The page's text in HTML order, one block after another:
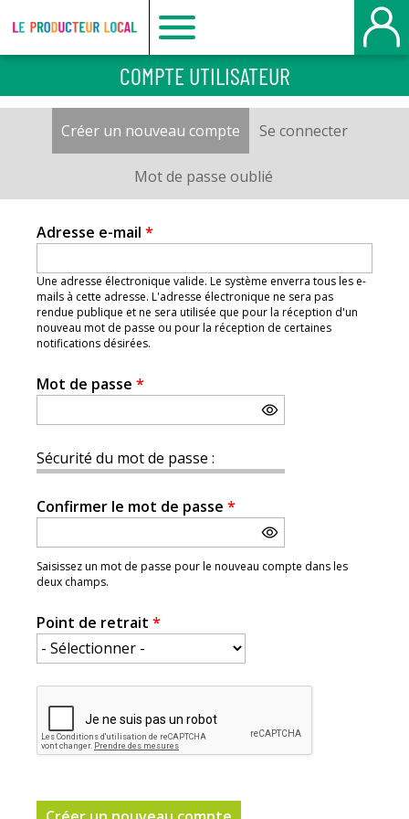
Le
producteur
local
Bois
Guillaume
COMPTE UTILISATEUR
Onglets
principaux
Créer un nouveau compte (onglet actif)
Se connecter
Mot de passe oublié
Adresse e-mail *
Une adresse électronique valide. Le système enverra tous les e-
mails à cette adresse. L'adresse électronique ne sera pas
rendue publique et ne sera utilisée que pour la réception d'un
nouveau mot de passe ou pour la réception de certaines
notifications désirées.
Mot de passe *
Sécurité du mot de passe :
Confirmer le mot de passe *
Saisissez un mot de passe pour le nouveau compte dans les
deux champs.
Point de retrait *